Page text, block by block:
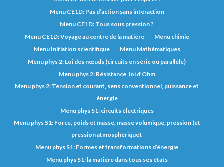
Menu CE1D: Pas d’action sans interaction
Menu CE1D: Tous sous pression ?
Menu CE1D: Voyage au centre de la matière
Menu chimie
Menu Initiation scientifique
Menu Mathématiques
Menu phys 2: Loi des nœuds (circuits en série ou parallèle)
Menu phys 2: Résistance, loi d’Ohm
Menu phys 2: Tension et courant, sens conventionnel, puissance et
énergie
Menu phys S1: circuits électriques
Menu phys S1: Force, poids et masse, masse volumique, pression (et
pression atmosphérique).
Menu phys S1: Formes et transformations d’énergie
Menu phys S1: la matière dans tous ses états